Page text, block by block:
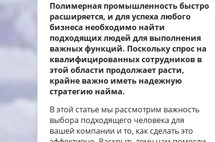
Полимерная промышленность быстро
расширяется, и для успеха любого
бизнеса необходимо найти
подходящих людей для выполнения
важных функций. Поскольку спрос на
квалифицированных сотрудников в
этой области продолжает расти,
крайне важно иметь надежную
стратегию найма.
В этой статье мы рассмотрим важность
выбора подходящего человека для
вашей компании и то, как сделать это